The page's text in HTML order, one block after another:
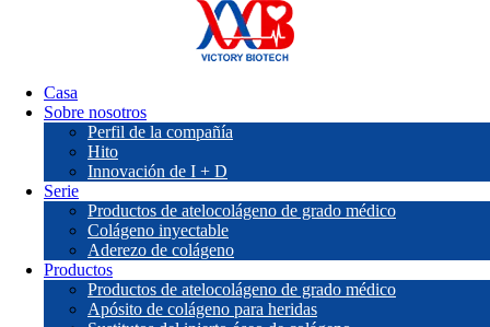
Casa
Sobre nosotros
Perfil de la compañía
Hito
Innovación de I + D
Serie
Productos de atelocolágeno de grado médico
Colágeno inyectable
Aderezo de colágeno
Productos
Productos de atelocolágeno de grado médico
Apósito de colágeno para heridas